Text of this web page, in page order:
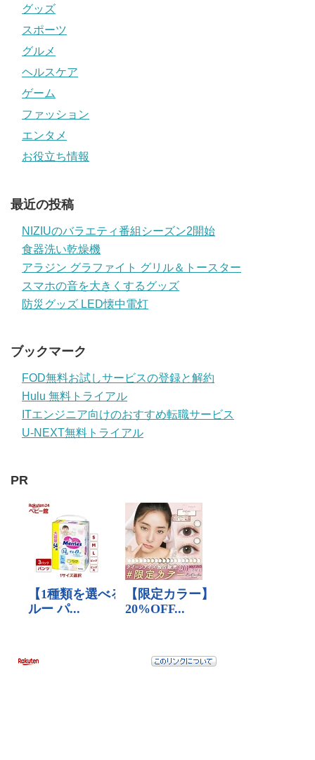
グッズ
スポーツ
グルメ
ヘルスケア
ゲーム
ファッション
エンタメ
お役立ち情報
最近の投稿
NIZIUのバラエティ番組シーズン2開始
食器洗い乾燥機
アラジン グラファイト グリル＆トースター
スマホの音を大きくするグッズ
防災グッズ LED懐中電灯
ブックマーク
FOD無料お試しサービスの登録と解約
Hulu 無料トライアル
ITエンジニア向けのおすすめ転職サービス
U-NEXT無料トライアル
PR